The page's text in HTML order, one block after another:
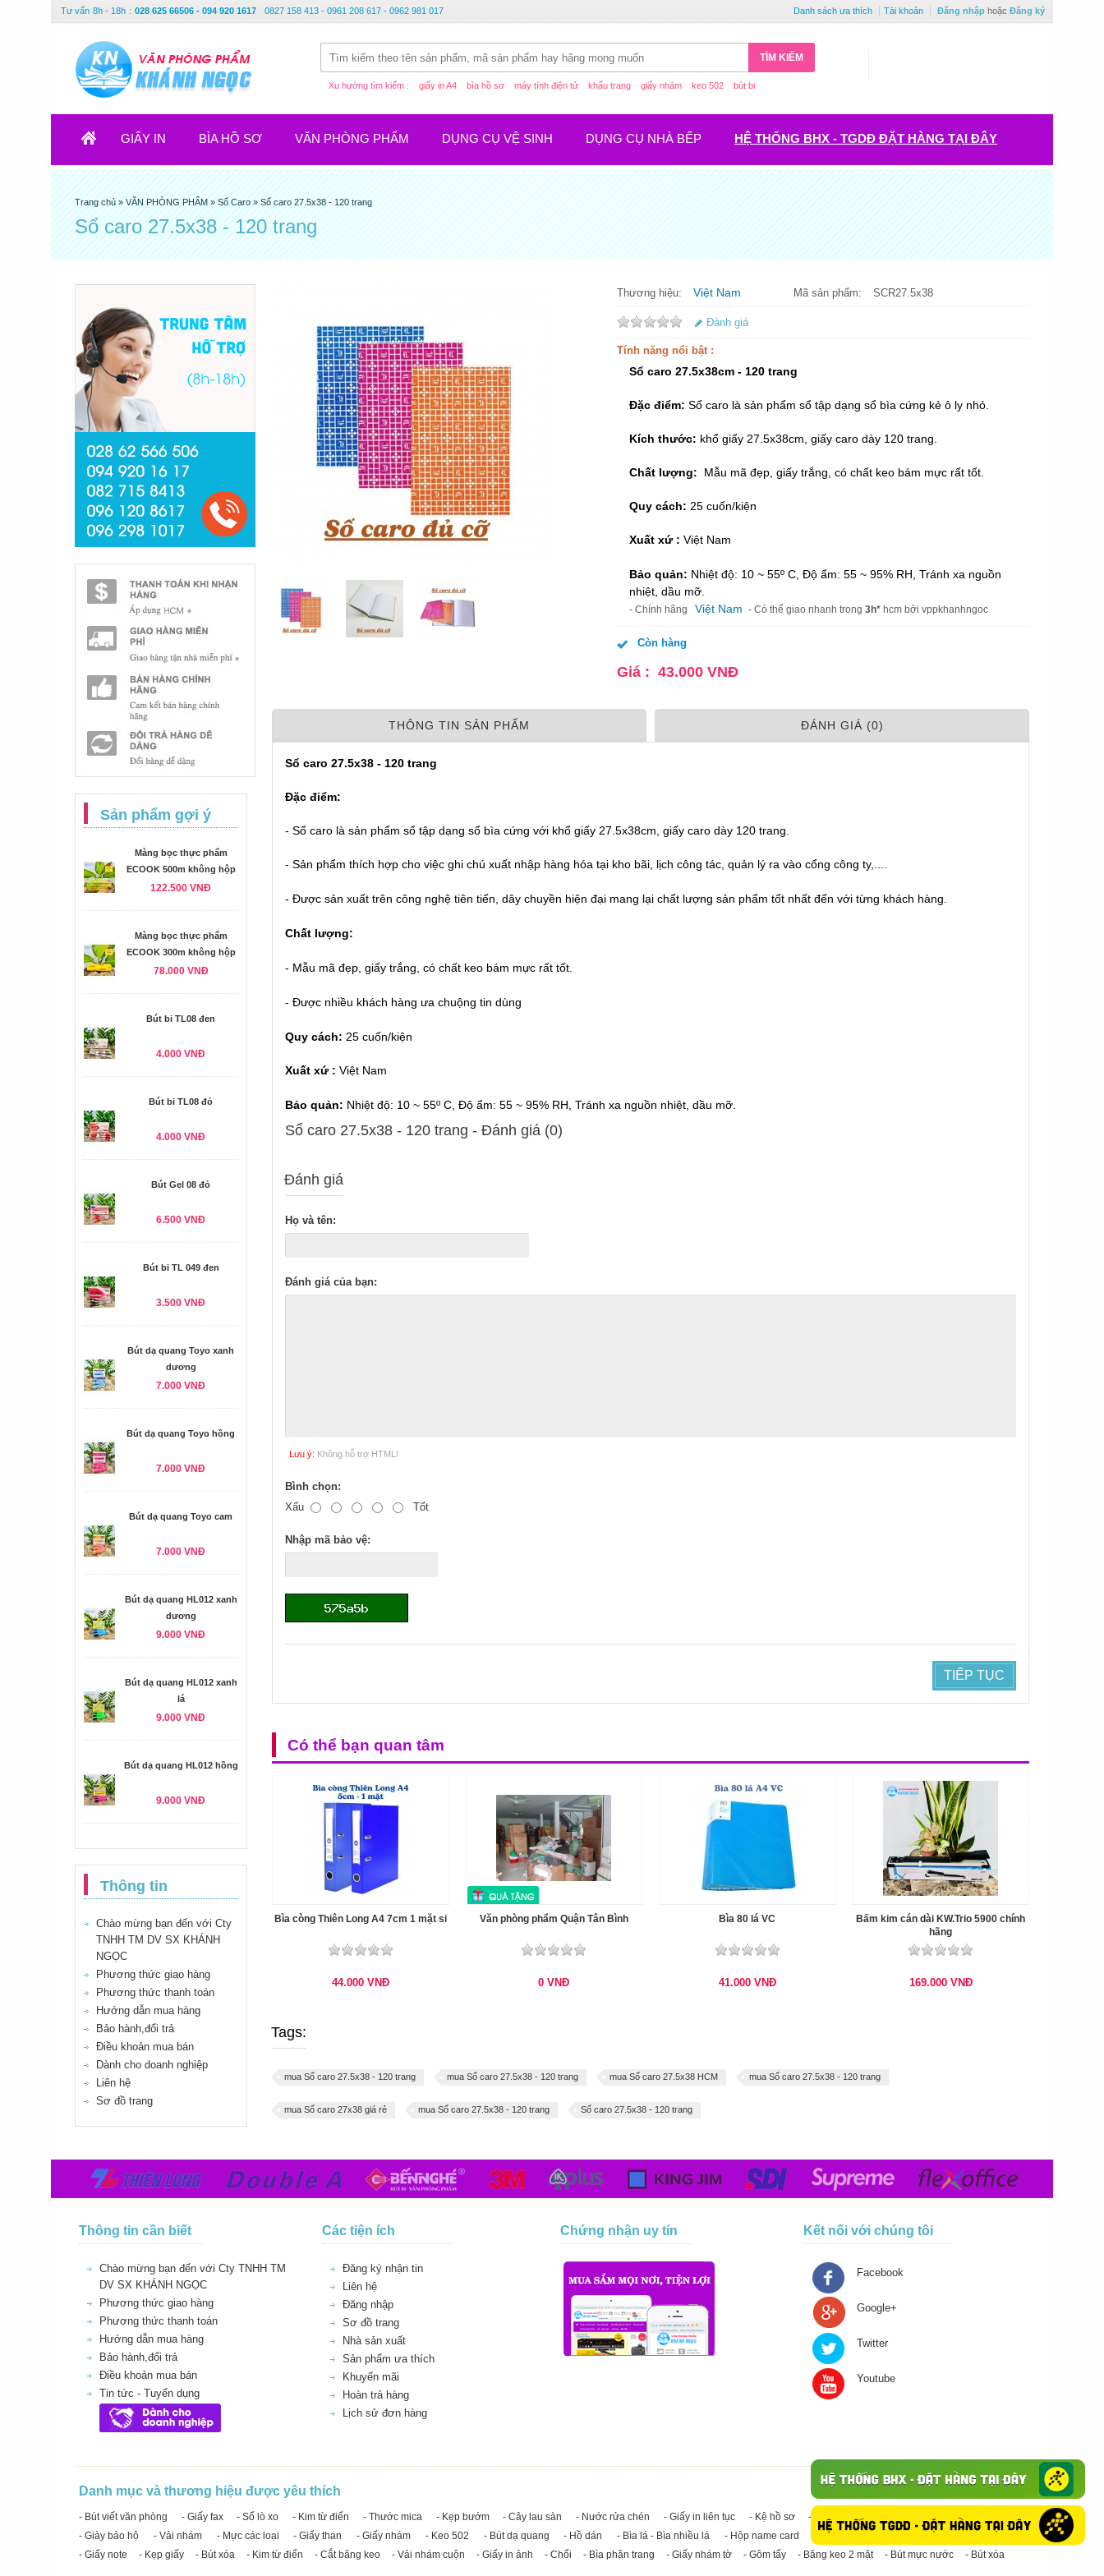
Tư vấn 8h - 18h : 028 625 66506 - 094 920 1617 0827 158 413 - 0961 208 617 - 0962 981 017 Danh sách ưa thích Tài khoản Đăng nhập hoặc Đăng ký
TÌM KIẾM
Xu hướng tìm kiếm : giấy in A4 bìa hồ sơ máy tính điện tử khẩu trang giấy nhám keo 502 bút bi
GIẤY IN BÌA HỒ SƠ VĂN PHÒNG PHẨM DỤNG CỤ VỆ SINH DỤNG CỤ NHÀ BẾP HỆ THỐNG BHX - TGDĐ ĐẶT HÀNG TẠI ĐÂY
Trang chủ»VĂN PHÒNG PHẨM »Sổ Caro»Sổ caro 27.5x38 - 120 trang
Sổ caro 27.5x38 - 120 trang
Sản phẩm gợi ý
Màng bọc thực phẩm
ECOOK 500m không hộp
122.500 VNĐ
Màng bọc thực phẩm
ECOOK 300m không hộp
78.000 VNĐ
Bút bi TL08 đen
4.000 VNĐ
Bút bi TL08 đỏ
4.000 VNĐ
Bút Gel 08 đỏ
6.500 VNĐ
Bút bi TL 049 đen
3.500 VNĐ
Bút dạ quang Toyo xanh
dương
7.000 VNĐ
Bút dạ quang Toyo hồng
7.000 VNĐ
Bút dạ quang Toyo cam
7.000 VNĐ
Bút dạ quang HL012 xanh
dương
9.000 VNĐ
Bút dạ quang HL012 xanh
lá
9.000 VNĐ
Bút dạ quang HL012 hồng
9.000 VNĐ
Thông tin
Chào mừng bạn đến với Cty
TNHH TM DV SX KHÁNH
NGỌC
Phương thức giao hàng
Phương thức thanh toán
Hướng dẫn mua hàng
Bảo hành,đổi trả
Điều khoản mua bán
Dành cho doanh nghiệp
Liên hệ
Sơ đồ trang
Thương hiệu: Việt Nam Mã sản phẩm: SCR27.5x38
Đánh giá
Tính năng nổi bật :
Sổ caro 27.5x38cm - 120 trang
Đặc điểm: Sổ caro là sản phẩm sổ tập dạng sổ bìa cứng kẻ ô ly nhỏ.
Kích thước: khổ giấy 27.5x38cm, giấy caro dày 120 trang.
Chất lượng: Mẫu mã đẹp, giấy trắng, có chất keo bám mực rất tốt.
Quy cách: 25 cuốn/kiện
Xuất xứ : Việt Nam
Bảo quản: Nhiệt độ: 10 ~ 55º C, Độ ẩm: 55 ~ 95% RH, Tránh xa nguồn
nhiệt, dầu mỡ.
- Chính hãng Việt Nam - Có thể giao nhanh trong 3h* hcm bởi vppkhanhngoc
Còn hàng
Giá : 43.000 VNĐ
THÔNG TIN SẢN PHẨM ÐÁNH GIÁ (0)
Sổ caro 27.5x38 - 120 trang
Đặc điểm:
- Sổ caro là sản phẩm sổ tập dạng sổ bìa cứng với khổ giấy 27.5x38cm, giấy caro dày 120 trang.
- Sản phẩm thích hợp cho việc ghi chú xuất nhập hàng hóa tại kho bãi, lịch công tác, quản lý ra vào cổng công ty,....
- Được sản xuất trên công nghệ tiên tiến, dây chuyền hiện đại mang lại chất lượng sản phẩm tốt nhất đến với từng khách hàng.
Chất lượng:
- Mẫu mã đẹp, giấy trắng, có chất keo bám mực rất tốt.
- Được nhiều khách hàng ưa chuộng tin dùng
Quy cách: 25 cuốn/kiện
Xuất xứ : Việt Nam
Bảo quản: Nhiệt độ: 10 ~ 55º C, Độ ẩm: 55 ~ 95% RH, Tránh xa nguồn nhiệt, dầu mỡ.
Sổ caro 27.5x38 - 120 trang - Ðánh giá (0)
Đánh giá
Họ và tên:
Đánh giá của bạn:
Lưu ý: Không hỗ trợ HTML!
Bình chọn:
Xấu
Tốt
Nhập mã bảo vệ:
TIẾP TỤC
Có thể bạn quan tâm
Bìa còng Thiên Long A4 7cm 1 mặt si
44.000 VNĐ
Văn phòng phẩm Quận Tân Bình
0VNĐ
Bìa 80 lá VC
41.000 VNĐ
Bấm kim cán dài KW.Trio 5900 chính
hãng
169.000 VNĐ
Tags:
mua Sổ caro 27.5x38 - 120 trang mua Sổ caro 27.5x38 - 120 trang mua Sổ caro 27.5x38 HCM mua Sổ caro 27.5x38 - 120 trang
mua Sổ caro 27x38 giá rẻ mua Sổ caro 27.5x38 - 120 trang Sổ caro 27.5x38 - 120 trang
Thông tin cần biết
Chào mừng bạn đến với Cty TNHH TM
DV SX KHÁNH NGỌC
Phương thức giao hàng
Phương thức thanh toán
Hướng dẫn mua hàng
Bảo hành,đổi trả
Điều khoản mua bán
Tin tức - Tuyển dụng
Các tiện ích
Đăng ký nhận tin
Liên hệ
Đăng nhập
Sơ đồ trang
Nhà sản xuất
Sản phẩm ưa thích
Khuyến mãi
Hoàn trả hàng
Lịch sử đơn hàng
Chứng nhận uy tín Kết nối với chúng tôi
Facebook
Google+
Twitter
Youtube
Danh mục và thương hiệu được yêu thích
- Bút viết văn phòng - Giấy fax - Sổ lò xo - Kim từ điển - Thước mica - Kẹp bướm - Cây lau sàn - Nước rửa chén - Giấy in liên tục - Kệ hồ sơ - Giấy in A4
- Băng keo trong - Băng keo đục
- Giày bảo hộ
- Vải nhám - Mực các loại - Giấy than - Giấy nhám - Keo 502 - Bút dạ quang - Hồ dán - Bìa lá - Bìa nhiều lá - Hộp name card - Giấy in A3 - Giấy vệ sinh
- Keo Silicone
- Giấy note
- Kẹp giấy - Bút xóa - Kim từ điển - Cắt băng keo - Vải nhám cuộn - Giấy in ảnh - Chổi - Bìa phân trang - Giấy nhám tờ - Gôm tẩy - Băng keo 2 mặt - Bút mực nước - Bút xóa